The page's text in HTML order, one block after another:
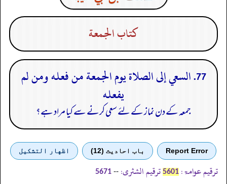
كتاب الجمعة
77. السعي إلى الصلاة يوم الجمعة من فعله ومن لم
يفعله
جمعہ کے دن نماز کے لئے سعی کرنے سے کیا مراد ہے؟
Report Error باب احادیث (12) اظهار التشكيل
ترقیم عوامۃ: 5601 ترقیم الشثری: --
5671